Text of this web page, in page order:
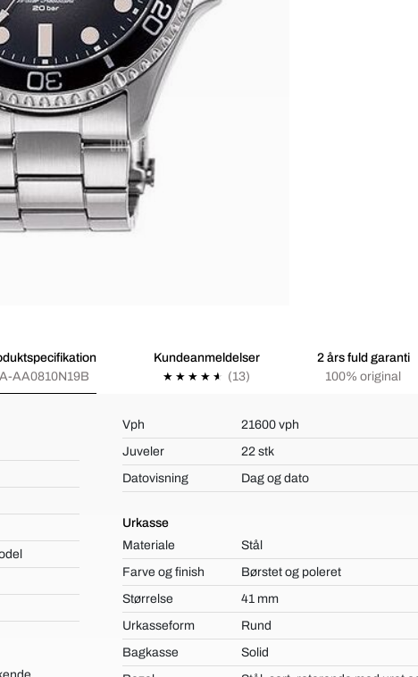
AA0810N19B
Kundeanmeldelser
(13)
2 års fuld garanti
100% original
Vph
21600 vph
Juveler
22 stk
Datovisning
Dag og dato
Urkasse
Materiale
Stål
Farve og finish
Børstet og poleret
Størrelse
41 mm
Urkasseform
Rund
Bagkasse
Solid